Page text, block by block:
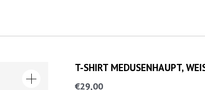
T-SHIRT MEDUSENHAUPT,
€29,00
T-
SHIRT